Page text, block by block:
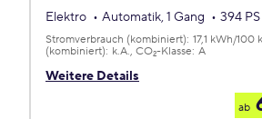
Elektro Automatik, 1 Gang 394
Weitere Details
Stromverbrauch (kombiniert): 17,1 kWh/100
(kombiniert): k.A. CO2-Klasse: A
ab